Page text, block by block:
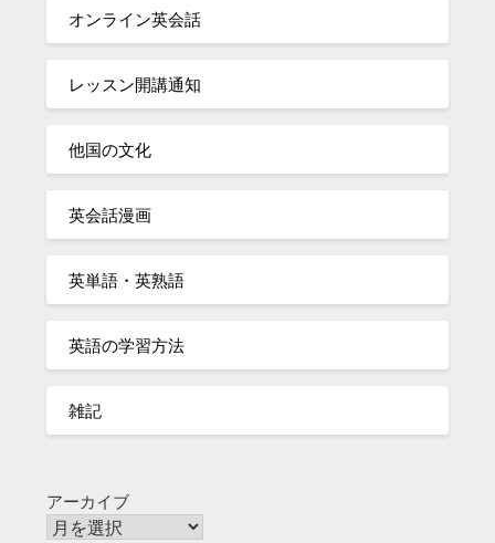
オンライン英会話
レッスン開講通知
他国の文化
英会話漫画
英単語・英熟語
英語の学習方法
雑記
アーカイブ